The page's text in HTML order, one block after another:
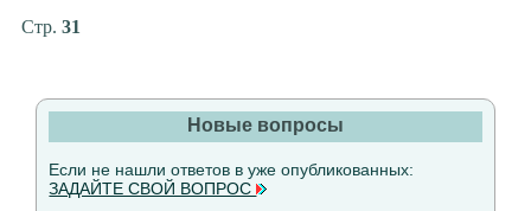
Стр. 31
Новые вопросы
Если не нашли ответов в уже опубликованных:
ЗАДАЙТЕ СВОЙ ВОПРОС